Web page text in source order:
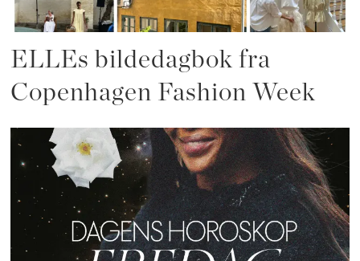
ELLEs bildedagbok fra
Copenhagen Fashion Week